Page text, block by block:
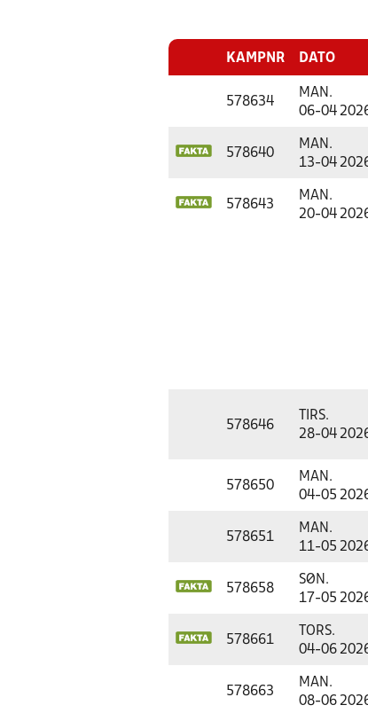
KAMPNR DATO
578634
MAN.
06-04
578640
MAN.
13-04
578643
MAN.
20-04
578646
TIRS.
28-04
578650
MAN.
04-05
578651
MAN.
11-05
578658
SØN.
17-05
578661
TORS.
04-06
578663
MAN.
08-06